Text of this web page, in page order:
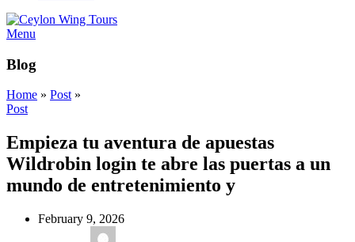
Menu
Blog
Home » Post»
Post
Empieza tu aventura de apuestas
Wildrobin login te abre las puertas a un
mundo de entretenimiento y
February 9, 2026